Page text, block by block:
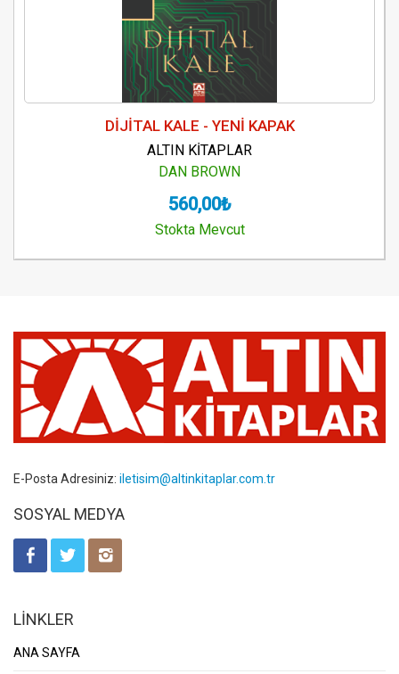
DİJİTAL KALE - YENİ KAPAK
ALTIN KİTAPLAR
DAN BROWN
560,00₺
Stokta Mevcut
E-Posta Adresiniz: iletisim@altinkitaplar.com.tr
SOSYAL MEDYA
LİNKLER
ANA SAYFA